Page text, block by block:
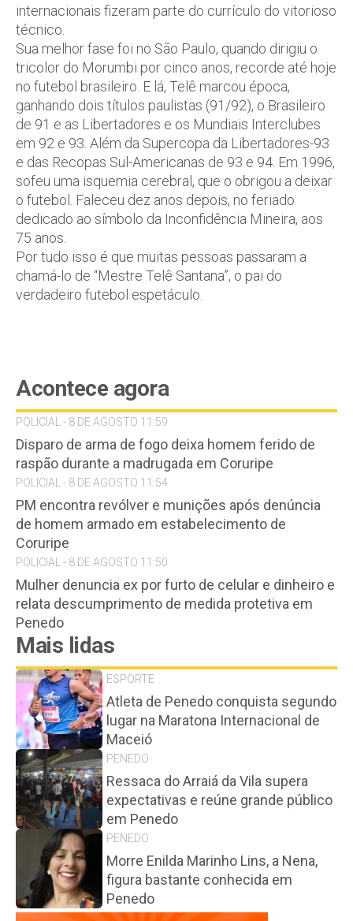
internacionais fizeram parte do currículo do vitorioso
técnico.
Sua melhor fase foi no São Paulo, quando dirigiu o
tricolor do Morumbi por cinco anos, recorde até hoje
no futebol brasileiro. E lá, Telê marcou época,
ganhando dois títulos paulistas (91/92), o Brasileiro
de 91 e as Libertadores e os Mundiais Interclubes
em 92 e 93. Além da Supercopa da Libertadores-93
e das Recopas Sul-Americanas de 93 e 94. Em 1996,
sofeu uma isquemia cerebral, que o obrigou a deixar
o futebol. Faleceu dez anos depois, no feriado
dedicado ao símbolo da Inconfidência Mineira, aos
75 anos.
Por tudo isso é que muitas pessoas passaram a
chamá-lo de “Mestre Telê Santana”, o pai do
verdadeiro futebol espetáculo.
Acontece agora
POLICIAL - 8 DE AGOSTO 11:59
Disparo de arma de fogo deixa homem ferido de
raspão durante a madrugada em Coruripe
POLICIAL - 8 DE AGOSTO 11:54
PM encontra revólver e munições após denúncia
de homem armado em estabelecimento de
Coruripe
POLICIAL - 8 DE AGOSTO 11:50
Mulher denuncia ex por furto de celular e dinheiro e
relata descumprimento de medida protetiva em
Penedo
Mais lidas
ESPORTE
Atleta de Penedo conquista segundo
lugar na Maratona Internacional de
Maceió
PENEDO
Ressaca do Arraiá da Vila supera
expectativas e reúne grande público
em Penedo
PENEDO
Morre Enilda Marinho Lins, a Nena,
figura bastante conhecida em
Penedo